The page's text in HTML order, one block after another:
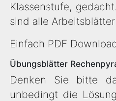
Klassenstufe,
sind alle
Einfach PDF
Übungsblätter
Denken Sie bitte
unbedingt die